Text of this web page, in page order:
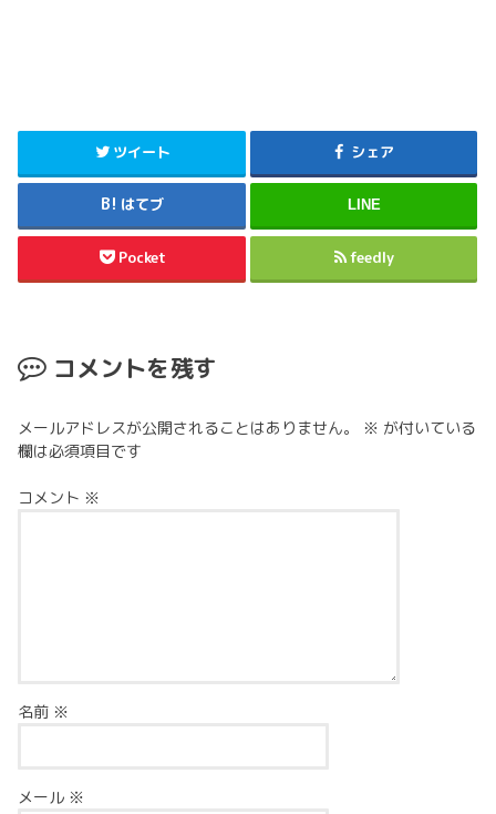
ツイート シェア
はてブ LINE
Pocket feedly
コメントを残す
メールアドレスが公開されることはありません。 ※ が付いている
欄は必須項目です
コメント ※
名前 ※
メール ※